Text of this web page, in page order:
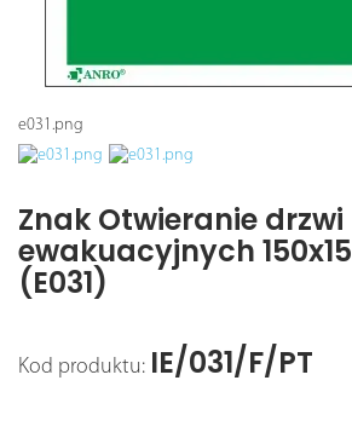
e031.png
Znak Otwieranie drzwi
ewakuacyjnych
(E031)
Kod produktu: IE/031/F/PT